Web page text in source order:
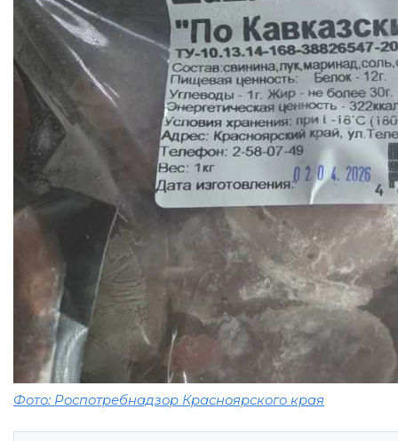
Фото: Роспотребнадзор Красноярского края